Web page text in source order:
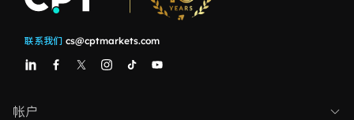
联系我们 cs@cptmarkets.com
帐户